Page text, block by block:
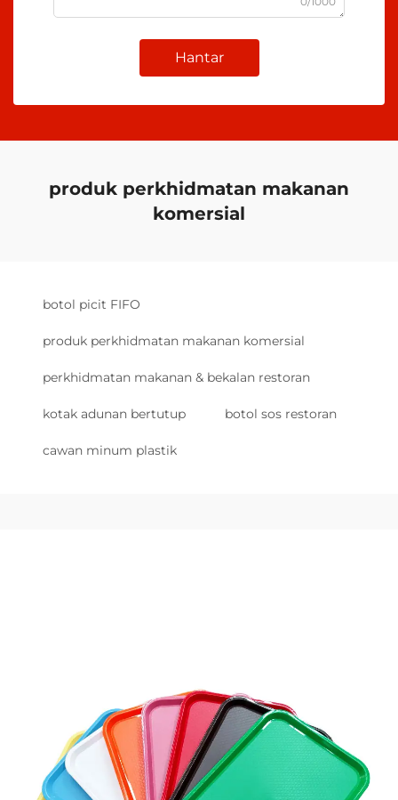
Hantar
produk perkhidmatan makanan
komersial
botol picit FIFO
produk perkhidmatan makanan komersial
perkhidmatan makanan & bekalan restoran
kotak adunan bertutup botol sos restoran
cawan minum plastik